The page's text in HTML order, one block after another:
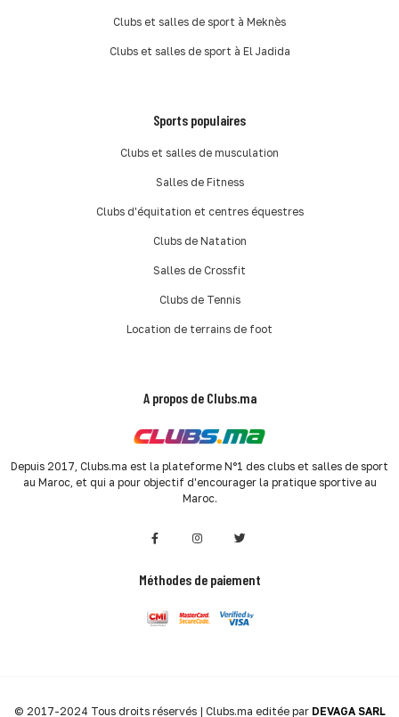
Clubs et salles de sport à Meknès
Clubs et salles de sport à El Jadida
Sports populaires
Clubs et salles de musculation
Salles de Fitness
Clubs d'équitation et centres équestres
Clubs de Natation
Salles de Crossfit
Clubs de Tennis
Location de terrains de foot
A propos de Clubs.ma
Depuis 2017, Clubs.ma est la plateforme N°1 des clubs et salles de sport
au Maroc, et qui a pour objectif d'encourager la pratique sportive au
Maroc.
Méthodes de paiement
© 2017-2024 Tous droits réservés | Clubs.ma editée par DEVAGA SARL